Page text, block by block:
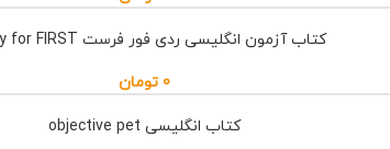
کتاب آزمون انگلیسی ردی فور فرست Ready for FIRST
0 تومان
کتاب انگلیسی objective pet